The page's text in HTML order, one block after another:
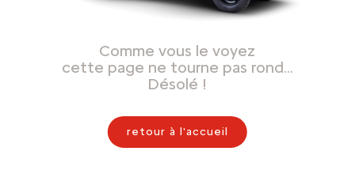
Comme vous le voyez
cette page ne tourne pas rond…
Désolé !
retour à l'accueil